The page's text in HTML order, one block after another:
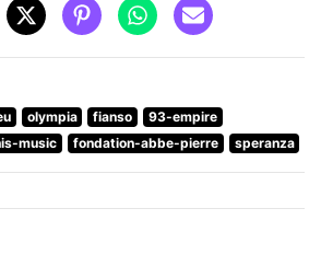
olympia fianso
93-empire
music fondation-abbe-pierre speranza